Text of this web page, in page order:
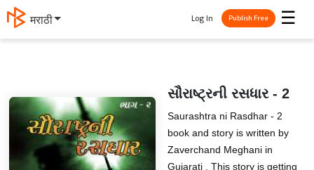
मराठी ☰
Log In Publish Free
સૌરાષ્ટ્રની રસધાર - 2
Saurashtra ni Rasdhar - 2
book and story is written by
Zaverchand Meghani in
Gujarati . This story is getting